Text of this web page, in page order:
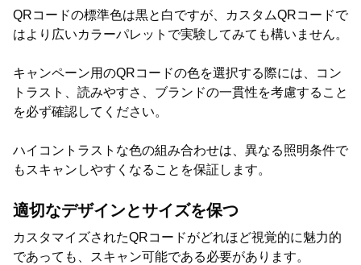
QRコードの標準色は黒と白ですが、カスタムQRコードで
はより広いカラーパレットで実験してみても構いません。
キャンペーン用のQRコードの色を選択する際には、コン
トラスト、読みやすさ、ブランドの一貫性を考慮すること
を必ず確認してください。
ハイコントラストな色の組み合わせは、異なる照明条件で
もスキャンしやすくなることを保証します。
適切なデザインとサイズを保つ
カスタマイズされたQRコードがどれほど視覚的に魅力的
であっても、スキャン可能である必要があります。